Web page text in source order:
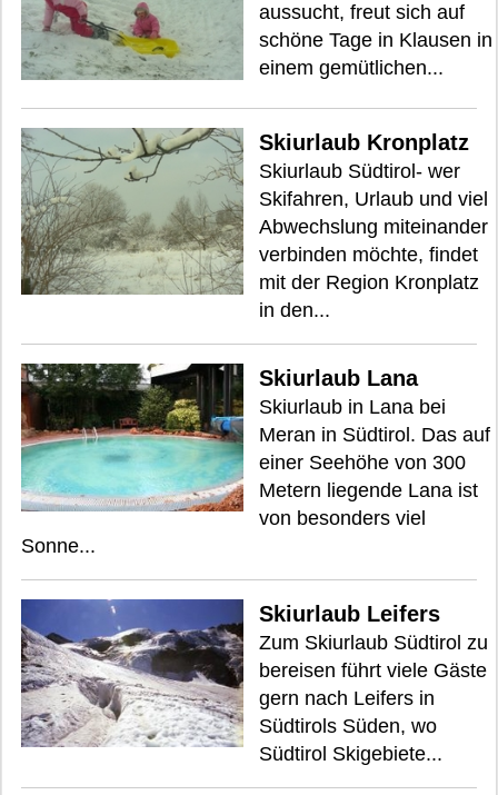
aussucht, freut sich auf
schöne Tage in Klausen in
einem gemütlichen...
Skiurlaub Kronplatz
Skiurlaub Südtirol- wer
Skifahren, Urlaub und viel
Abwechslung miteinander
verbinden möchte, findet
mit der Region Kronplatz
in den...
Skiurlaub Lana
Skiurlaub in Lana bei
Meran in Südtirol. Das auf
einer Seehöhe von 300
Metern liegende Lana ist
von besonders viel
Sonne...
Skiurlaub Leifers
Zum Skiurlaub Südtirol zu
bereisen führt viele Gäste
gern nach Leifers in
Südtirols Süden, wo
Südtirol Skigebiete...